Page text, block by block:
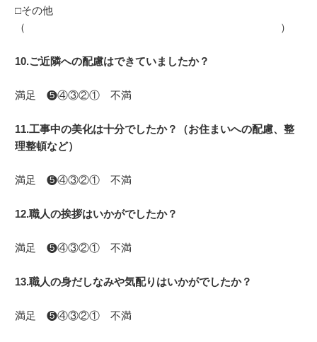
□その他
（ ）
10.ご近隣への配慮はできていましたか？
満足 ❺④③②① 不満
11.工事中の美化は十分でしたか？（お住まいへの配慮、整
理整頓など）
満足 ❺④③②① 不満
12.職人の挨拶はいかがでしたか？
満足 ❺④③②① 不満
13.職人の身だしなみや気配りはいかがでしたか？
満足 ❺④③②① 不満